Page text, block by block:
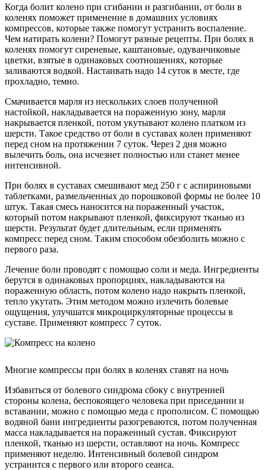
Когда болит колено при сгибании и разгибании, от боли в
коленях поможет применение в домашних условиях
компрессов, которые также помогут устранить воспаление.
Чем натирать колени? Помогут разные рецепты. При болях в
коленях помогут сиреневые, каштановые, одуванчиковые
цветки, взятые в одинаковых соотношениях, которые
заливаются водкой. Настаивать надо 14 суток в месте, где
прохладно, темно.
Смачивается марля из нескольких слоев полученной
настойкой, накладывается на пораженную зону, марля
накрывается пленкой, потом укутывают колено платком из
шерсти. Такое средство от боли в суставах колен применяют
перед сном на протяжении 7 суток. Через 2 дня можно
вылечить боль, она исчезнет полностью или станет менее
интенсивной.
При болях в суставах смешивают мед 250 г с аспириновыми
таблетками, размельченных до порошковой формы не более 10
штук. Такая смесь наносится на пораженный участок,
который потом накрывают пленкой, фиксируют тканью из
шерсти. Результат будет длительным, если применять
компресс перед сном. Таким способом обезболить можно с
первого раза.
Лечение боли проводят с помощью соли и меда. Ингредиенты
берутся в одинаковых пропорциях, накладываются на
пораженную область, потом колено надо накрыть пленкой,
тепло укутать. Этим методом можно излечить болевые
ощущения, улучшатся микроциркуляторные процессы в
суставе. Применяют компресс 7 суток.
Многие компрессы при болях в коленях ставят на ночь
Избавиться от болевого синдрома сбоку с внутренней
стороны колена, беспокоящего человека при приседании и
вставании, можно с помощью меда с прополисом. С помощью
водяной бани ингредиенты разогреваются, потом полученная
масса накладывается на пораженный сустав. Фиксируют
пленкой, тканью из шерсти, оставляют на ночь. Компресс
применяют неделю. Интенсивный болевой синдром
устранится с первого или второго сеанса.